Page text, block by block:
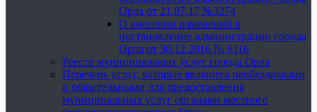
Орла от 21.07.17 №3274
О внесении изменений в
постановление администрации города
Орла от 30.12.2016 № 6116
Реестр муниципальных услуг города Орла
Перечень услуг, которые являются необходимыми
и обязательными для предоставления
муниципальных услуг органами местного